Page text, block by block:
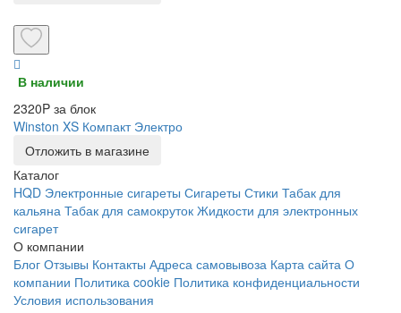
В наличии
2320P за блок
Winston XS Компакт Электро
Отложить в магазине
Каталог
HQD Электронные сигареты Сигареты Стики Табак для
кальяна Табак для самокруток Жидкости для электронных
сигарет
О компании
Блог Отзывы Контакты Адреса самовывоза Карта сайта О
компании Политика cookie Политика конфиденциальности
Условия использования